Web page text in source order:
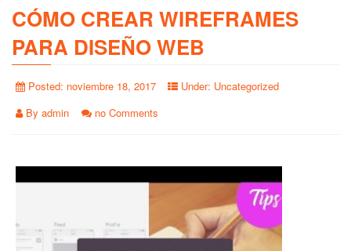
CÓMO CREAR WIREFRAMES
PARA DISEÑO WEB
Posted: noviembre 18, 2017 Under: Uncategorized
By admin no Comments